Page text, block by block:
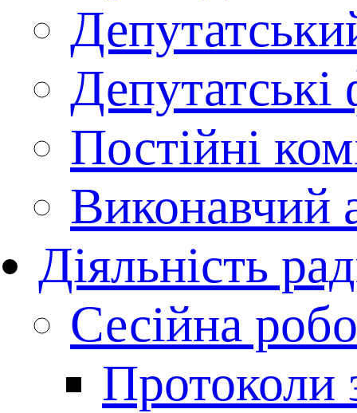
Депутатські
Постійні
Виконавчий
Діяльність
Сесійна
Протоколи